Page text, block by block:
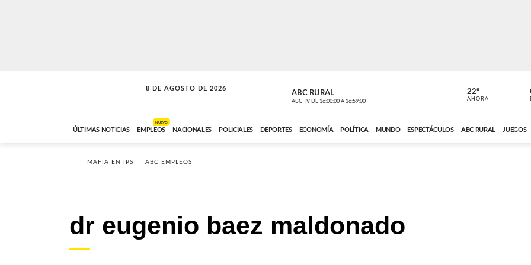
8 DE AGOSTO DE 2026
SOLO MÚSICA ABC RURAL
ABC TV DE 16:00:00 A 16:59:00
MOTOR
ABC CARDINAL
22º
AHORA
ÚLTIMAS NOTICIAS EMPLEOS
NUEVO
NACIONALES POLICIALES DEPORTES ECONOMÍA POLÍTICA MUNDO ESPECTÁCULOS ABC RURAL JUEGOS
MAFIA EN IPS ABC EMPLEOS
dr eugenio baez maldonado